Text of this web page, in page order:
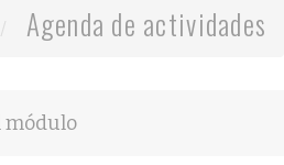
Agenda de actividades